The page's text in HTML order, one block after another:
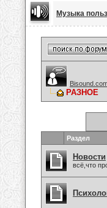
Музыка
РАЗНОЕ
Раздел
Новости
всё,что